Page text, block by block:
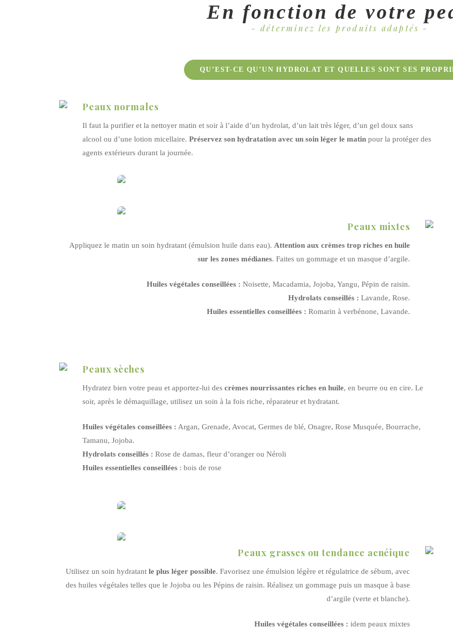
le problème est récurrent depuis l'enfance. En hiver, elle est particulièrement mise à mal et peut développer des dartres.
En fonction de votre
- déterminez les produits adaptés -
QU’EST-CE QU’UN HYDROLAT ET QUELLES SONT SES
Peaux normales
Il faut la purifier et la nettoyer matin et soir à l’aide d’un hydrolat, d’un lait très léger, d’un gel doux sans
alcool ou d’une lotion micellaire. Préservez son hydratation avec un soin léger le matin pour la protéger des
agents extérieurs durant la journée.
Peaux mixtes
Appliquez le matin un soin hydratant (émulsion huile dans eau). Attention aux crèmes trop riches en huile
sur les zones médianes. Faites un gommage et un masque d’argile.
Huiles végétales conseillées : Noisette, Macadamia, Jojoba, Yangu, Pépin de raisin.
Hydrolats conseillés : Lavande, Rose.
Huiles essentielles conseillées : Romarin à verbénone, Lavande.
Peaux sèches
Hydratez bien votre peau et apportez-lui des crèmes nourrissantes riches en huile, en beurre ou en cire. Le
soir, après le démaquillage, utilisez un soin à la fois riche, réparateur et hydratant.
Huiles végétales conseillées : Argan, Grenade, Avocat, Germes de blé, Onagre, Rose Musquée, Bourrache,
Tamanu, Jojoba.
Hydrolats conseillés : Rose de damas, fleur d’oranger ou Néroli
Huiles essentielles conseillées : bois de rose
Peaux grasses ou tendance acnéique
Utilisez un soin hydratant le plus léger possible. Favorisez une émulsion légère et régulatrice de sébum, avec
des huiles végétales telles que le Jojoba ou les Pépins de raisin. Réalisez un gommage puis un masque à base
d’argile (verte et blanche).
Huiles végétales conseillées : idem peaux mixtes